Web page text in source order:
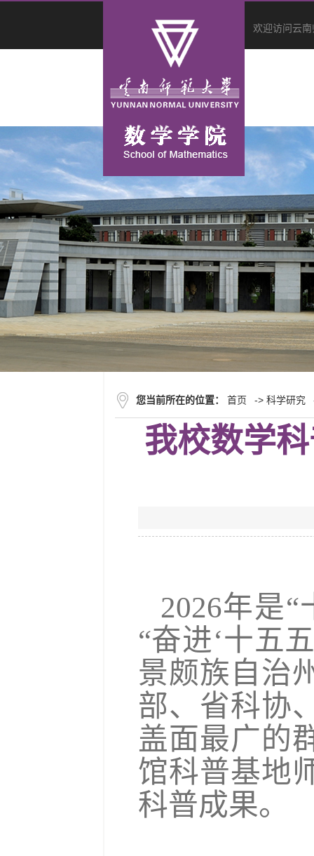
欢迎访问云
您当前所在的位置： 首页 -> 科学研究
我校数学
2026年是
“奋进‘十五
景颇族自治
部、省科协
盖面最广的
馆科普基地
科普成果。